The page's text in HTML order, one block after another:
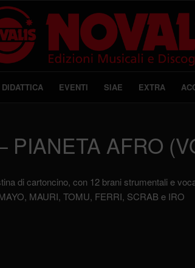
DIDATTICA EVENTI SIAE EXTRA
PIANETA AFRO
di cartoncino, con 12 brani strumentali e
MAURI, TOMU, FERRI, SCRAB e IRO